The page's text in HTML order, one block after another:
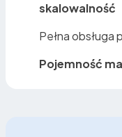
skalowalność
Pełna obsługa
Pojemność